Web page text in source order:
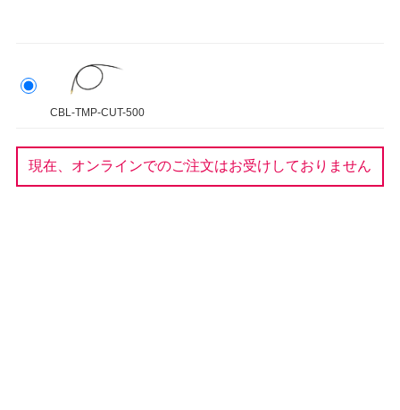
CBL-TMP-CUT-500
現在、オンラインでのご注文はお受けしておりません